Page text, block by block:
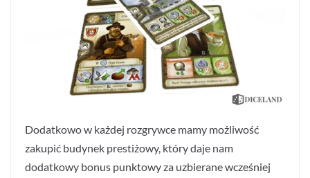
Dodatkowo w każdej rozgrywce mamy możliwość
zakupić budynek prestiżowy, który daje nam
dodatkowy bonus punktowy za uzbierane wcześniej